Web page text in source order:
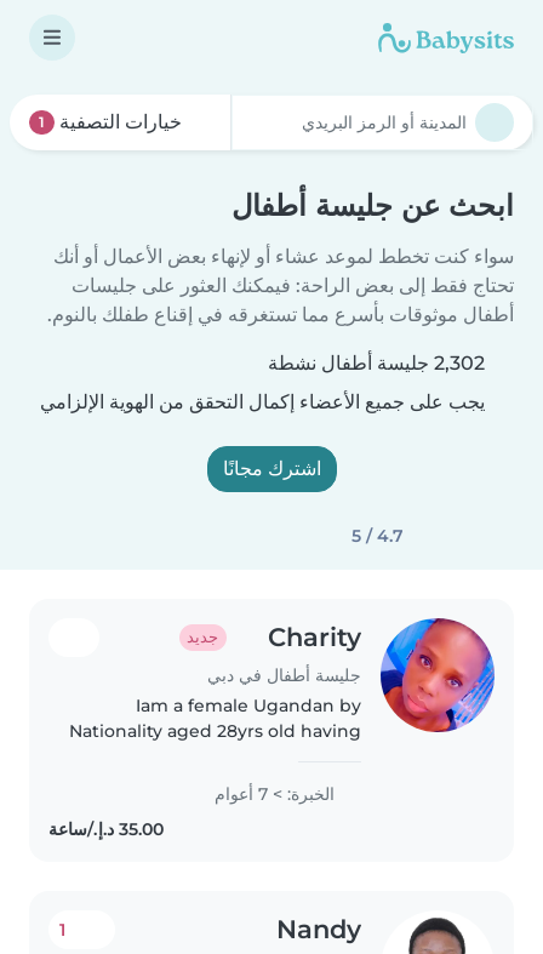
خيارات التصفية 1
ابحث عن جليسة أطفال
سواء كنت تخطط لموعد عشاء أو لإنهاء بعض الأعمال أو أنك
تحتاج فقط إلى بعض الراحة: فيمكنك العثور على جليسات
أطفال موثوقات بأسرع مما تستغرقه في إقناع طفلك بالنوم.
2,302 جليسة أطفال نشطة
يجب على جميع الأعضاء إكمال التحقق من الهوية الإلزامي
اشترك مجانًا
4.7 / 5
Charity جديد
جليسة أطفال في دبي
Iam a female Ugandan by
Nationality aged 28yrs old having
or housemaid in Dubai am also a
certified nursing assistant ma'am
have my own valid visa and..
الخبرة: > 7 أعوام
Nandy
1